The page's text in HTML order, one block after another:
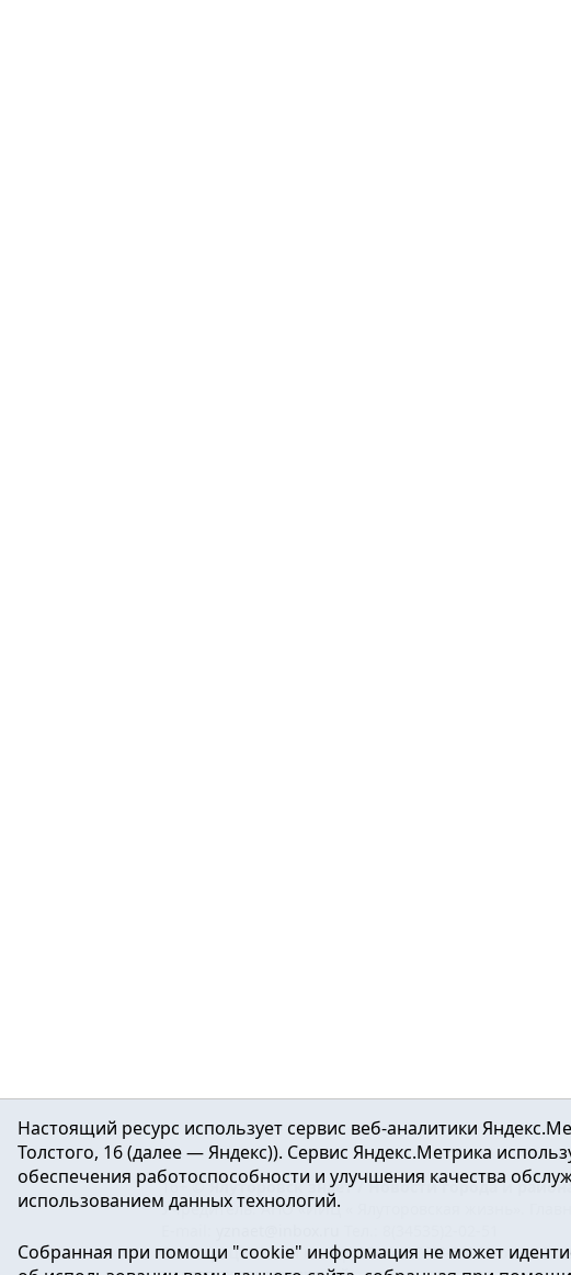
16+ ©Ялуторовск знает / Новости города и
Учредитель: АНО «ИИЦ « Ялуторовская жизнь».
Регистрационный номер ЭЛ № ФС 77-64937 от
Настоящий ресурс использует сервис веб-аналитики
Толстого, 16 (далее — Яндекс)). Сервис Яндекс.Метрика
обеспечения работоспособности и улучшения качества
использованием данных технологий.
Собранная при помощи "cookie" информация не может